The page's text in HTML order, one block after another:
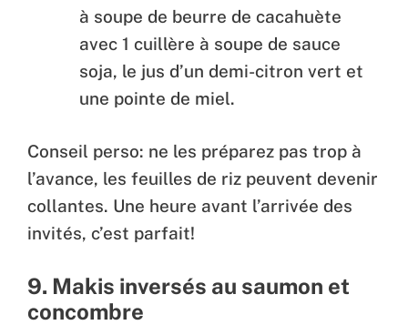
à soupe de beurre de cacahuète
avec 1 cuillère à soupe de sauce
soja, le jus d’un demi-citron vert et
une pointe de miel.
Conseil perso: ne les préparez pas trop à
l’avance, les feuilles de riz peuvent devenir
collantes. Une heure avant l’arrivée des
invités, c’est parfait!
9. Makis inversés au saumon et
concombre